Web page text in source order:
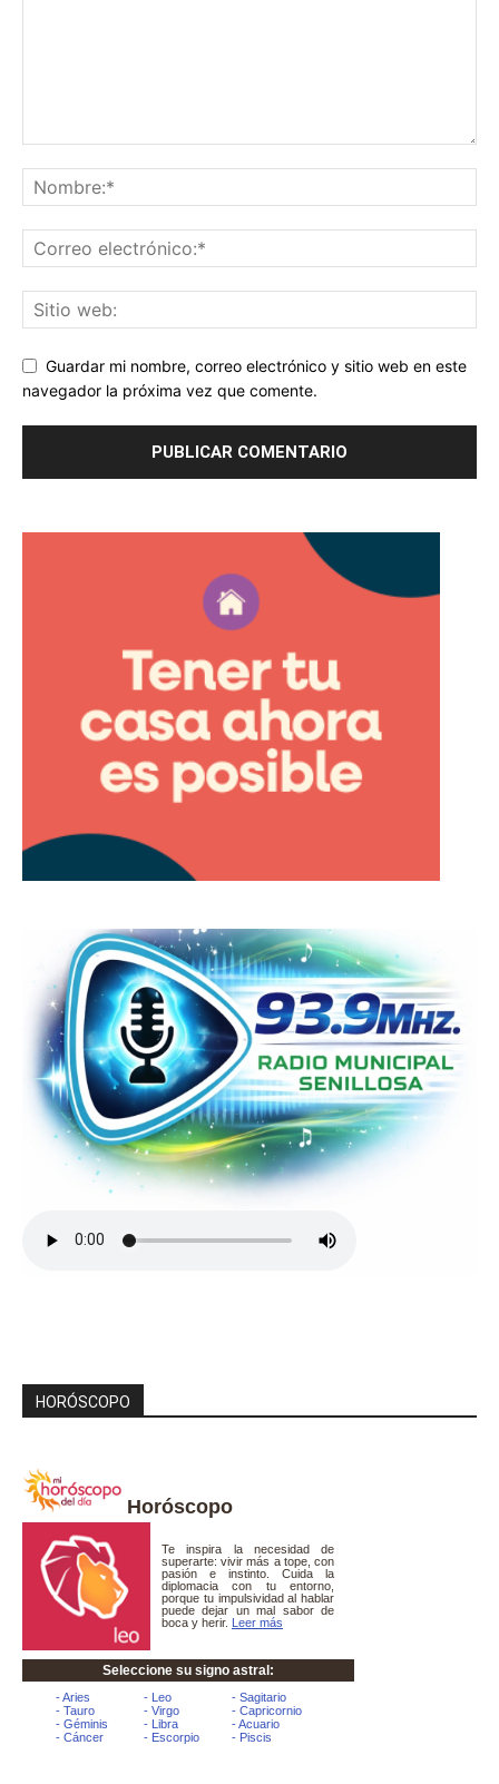
Guardar mi nombre, correo electrónico y sitio web en este
navegador la próxima vez que comente.
HORÓSCOPO
Horóscopo